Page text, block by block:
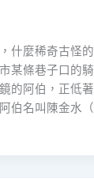
什麼稀奇古怪
某條巷子口的
的阿伯，正低
伯名叫陳金水